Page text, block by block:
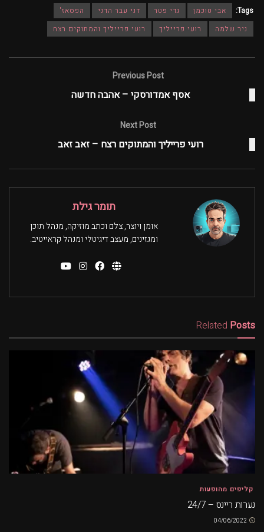
Tags:
אבי טוכמן גדי פטר דני עבר הדני
הפסאז'
ניר שלמה
רועי פרייליך רועי פרייליך והמתוקים רצח
Previous Post
אסף אמדורסקי – אהבה חדשה
Next Post
רועי פרייליך והמתוקים רצח – זאב זאב
תומר גילת
אומן ויוצר, צלם וכתב מוזיקה, מנהל תוכן
ומגזינים, מעצב דיגיטלי ומנהל קראייטיב.
Related Posts
קליפים מהופעות
נערות ריינס – 24/7